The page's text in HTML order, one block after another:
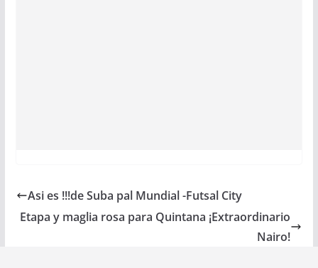
Asi es !!!de Suba pal Mundial -Futsal City
Etapa y maglia rosa para Quintana ¡Extraordinario
Nairo!